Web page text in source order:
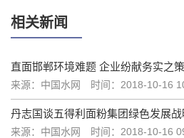
相关新闻
直面邯郸环境难题 企业纷献务实之策
来源：中国水网 时间：2018-10-16
丹志国谈五得利面粉集团绿色发展战
来源：中国水网 时间：2018-10-16